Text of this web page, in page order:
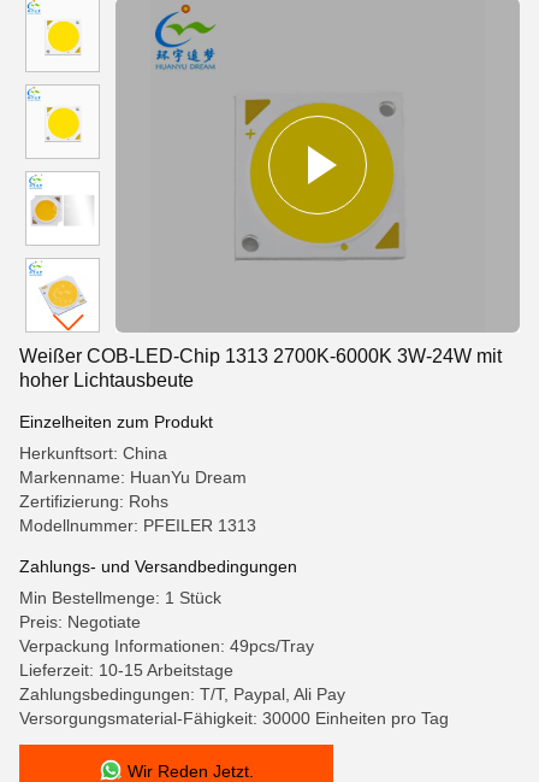
Weißer COB-LED-Chip 1313 2700K-6000K 3W-24W mit
hoher Lichtausbeute
Einzelheiten zum Produkt
Herkunftsort: China
Markenname: HuanYu Dream
Zertifizierung: Rohs
Modellnummer: PFEILER 1313
Zahlungs- und Versandbedingungen
Min Bestellmenge: 1 Stück
Preis: Negotiate
Verpackung Informationen: 49pcs/Tray
Lieferzeit: 10-15 Arbeitstage
Zahlungsbedingungen: T/T, Paypal, Ali Pay
Versorgungsmaterial-Fähigkeit: 30000 Einheiten pro Tag
Wir Reden Jetzt.